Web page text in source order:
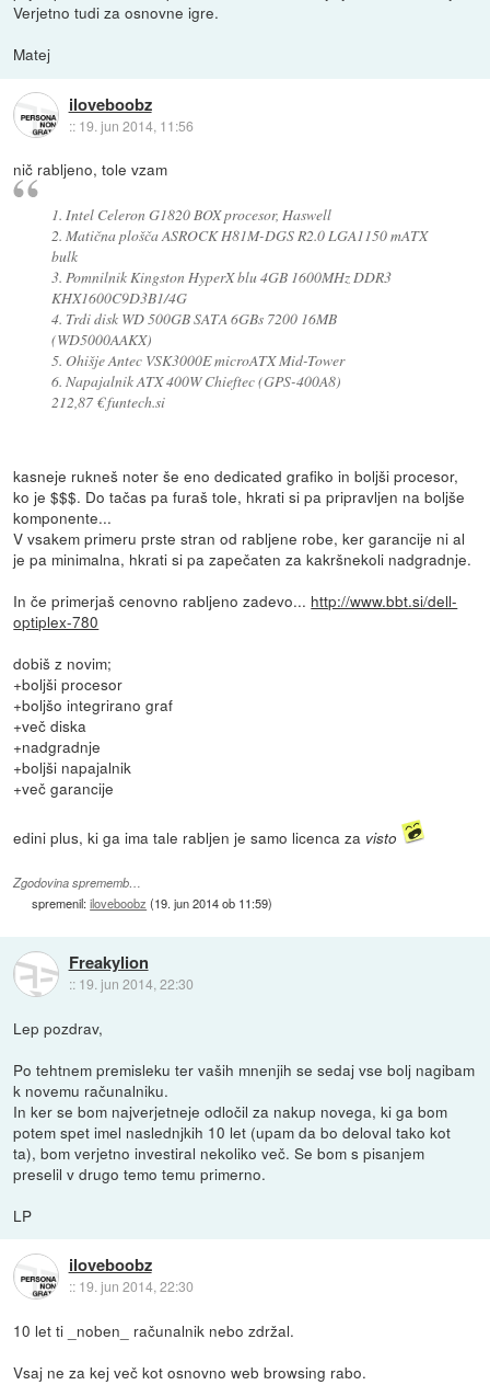
Verjetno tudi za osnovne igre.
Matej
iloveboobz
:: 19. jun 2014, 11:56
nič rabljeno, tole vzam
1. Intel Celeron G1820 BOX procesor, Haswell
2. Matična plošča ASROCK H81M-DGS R2.0 LGA1150 mATX
bulk
3. Pomnilnik Kingston HyperX blu 4GB 1600MHz DDR3
KHX1600C9D3B1/4G
4. Trdi disk WD 500GB SATA 6GBs 7200 16MB
(WD5000AAKX)
5. Ohišje Antec VSK3000E microATX Mid-Tower
6. Napajalnik ATX 400W Chieftec (GPS-400A8)
212,87 € funtech.si
kasneje rukneš noter še eno dedicated grafiko in boljši procesor,
ko je $$$. Do tačas pa furaš tole, hkrati si pa pripravljen na boljše
komponente...
V vsakem primeru prste stran od rabljene robe, ker garancije ni al
je pa minimalna, hkrati si pa zapečaten za kakršnekoli nadgradnje.
In če primerjaš cenovno rabljeno zadevo... http://www.bbt.si/dell-
optiplex-780
dobiš z novim;
+boljši procesor
+boljšo integrirano graf
+več diska
+nadgradnje
+boljši napajalnik
+več garancije
edini plus, ki ga ima tale rabljen je samo licenca za visto
Zgodovina sprememb…
spremenil:iloveboobz (19. jun 2014 ob 11:59)
Freakylion
:: 19. jun 2014, 22:30
Lep pozdrav,
Po tehtnem premisleku ter vaših mnenjih se sedaj vse bolj nagibam
k novemu računalniku.
In ker se bom najverjetneje odločil za nakup novega, ki ga bom
potem spet imel naslednjkih 10 let (upam da bo deloval tako kot
ta), bom verjetno investiral nekoliko več. Se bom s pisanjem
preselil v drugo temo temu primerno.
LP
iloveboobz
:: 19. jun 2014, 22:30
10 let ti _noben_ računalnik nebo zdržal.
Vsaj ne za kej več kot osnovno web browsing rabo.